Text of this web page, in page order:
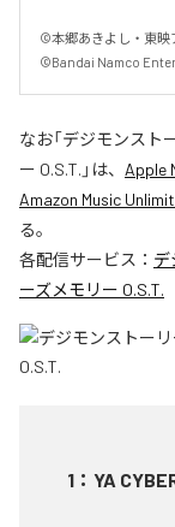
©本郷あきよし・東映
©Bandai Namco
なお「デジモンスト
ー O.S.T. 」は、 Apple
Amazon Music
る。
各配信サービス： デ
ーズメモリー O.S.T.
1 ： YA